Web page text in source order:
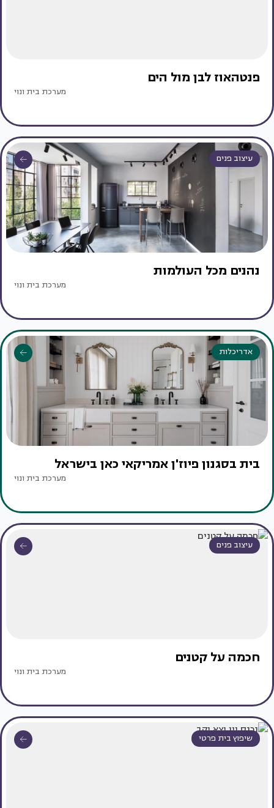
פנטהאוז לבן מול הים
מערכת בית ונוי
עיצוב פנים
נהנים מכל העולמות
מערכת בית ונוי
אדריכלות
בית בסגנון פיוז'ן אמריקאי כאן בישראל
מערכת בית ונוי
עיצוב פנים
חכמה על קטנים
מערכת בית ונוי
שיפוץ בית פרטי